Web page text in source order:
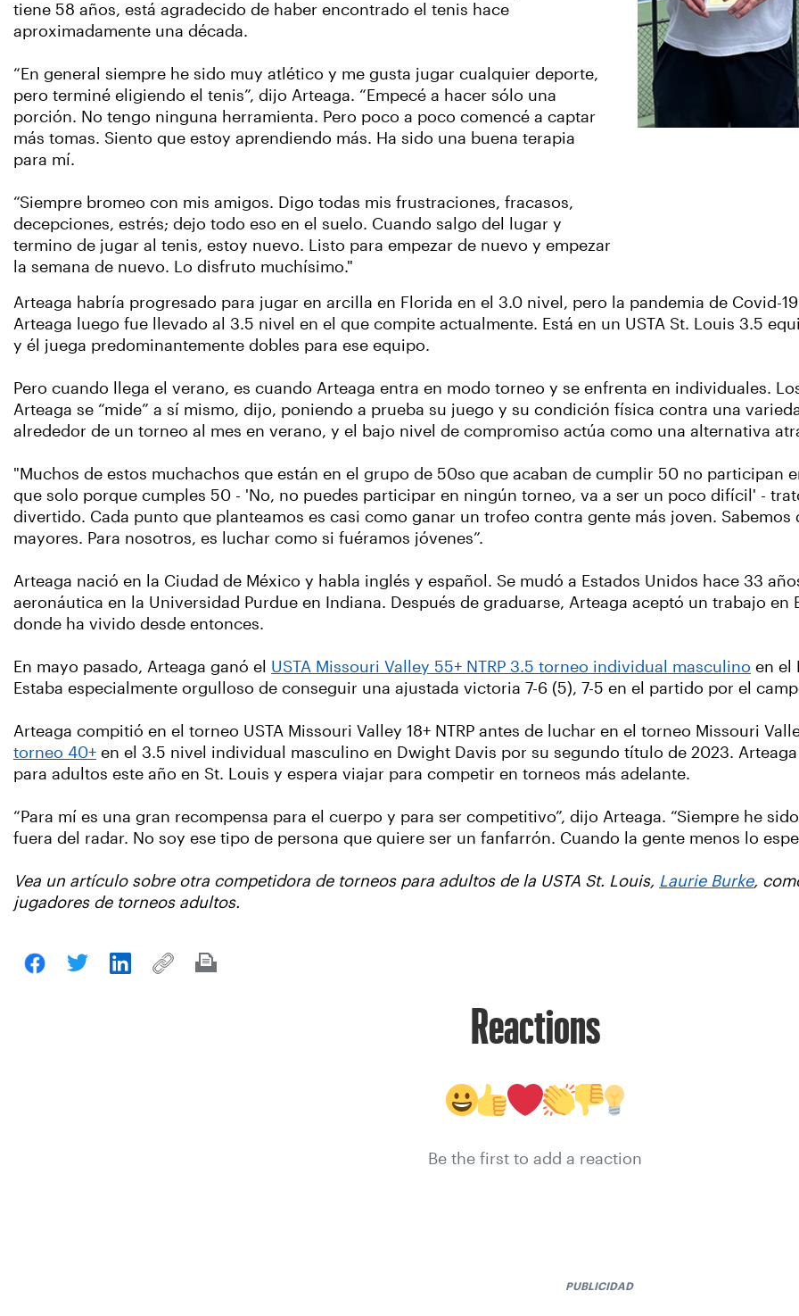
tiene 58 años, está agradecido de haber encontrado el tenis hace
aproximadamente una década.
“En general siempre he sido muy atlético y me gusta jugar cualquier deporte,
pero terminé eligiendo el tenis”, dijo Arteaga. “Empecé a hacer sólo una
porción. No tengo ninguna herramienta. Pero poco a poco comencé a captar
más tomas. Siento que estoy aprendiendo más. Ha sido una buena terapia
para mí.
“Siempre bromeo con mis amigos. Digo todas mis frustraciones, fracasos,
decepciones, estrés; dejo todo eso en el suelo. Cuando salgo del lugar y
termino de jugar al tenis, estoy nuevo. Listo para empezar de nuevo y empezar
la semana de nuevo. Lo disfruto muchísimo."
Arteaga habría progresado para jugar en arcilla en Florida en el 3.0 nivel, pero la pandemia de Covid-
Arteaga luego fue llevado al 3.5 nivel en el que compite actualmente. Está en un USTA St. Louis 3.5
y él juega predominantemente dobles para ese equipo.
Pero cuando llega el verano, es cuando Arteaga entra en modo torneo y se enfrenta en individuales.
Arteaga se “mide” a sí mismo, dijo, poniendo a prueba su juego y su condición física contra una
alrededor de un torneo al mes en verano, y el bajo nivel de compromiso actúa como una alternativa
"Muchos de estos muchachos que están en el grupo de 50so que acaban de cumplir 50 no participan
que solo porque cumples 50 - 'No, no puedes participar en ningún torneo, va a ser un poco difícil' -
divertido. Cada punto que planteamos es casi como ganar un trofeo contra gente más joven. Sabemos
mayores. Para nosotros, es luchar como si fuéramos jóvenes”.
Arteaga nació en la Ciudad de México y habla inglés y español. Se mudó a Estados Unidos hace 33
aeronáutica en la Universidad Purdue en Indiana. Después de graduarse, Arteaga aceptó un trabajo en
donde ha vivido desde entonces.
En mayo pasado, Arteaga ganó el USTA Missouri Valley 55+ NTRP 3.5 torneo individual masculino en el
Estaba especialmente orgulloso de conseguir una ajustada victoria 7-6 (5), 7-5 en el partido por el
Arteaga compitió en el torneo USTA Missouri Valley 18+ NTRP antes de luchar en el torneo Missouri
torneo 40+ en el 3.5 nivel individual masculino en Dwight Davis por su segundo título de 2023.
para adultos este año en St. Louis y espera viajar para competir en torneos más adelante.
“Para mí es una gran recompensa para el cuerpo y para ser competitivo”, dijo Arteaga. “Siempre he
fuera del radar. No soy ese tipo de persona que quiere ser un fanfarrón. Cuando la gente menos lo
Vea un artículo sobre otra competidora de torneos para adultos de la USTA St. Louis, Laurie Burke,
jugadores de torneos adultos.
Reactions
Be the first to add a reaction
PUBLICIDAD